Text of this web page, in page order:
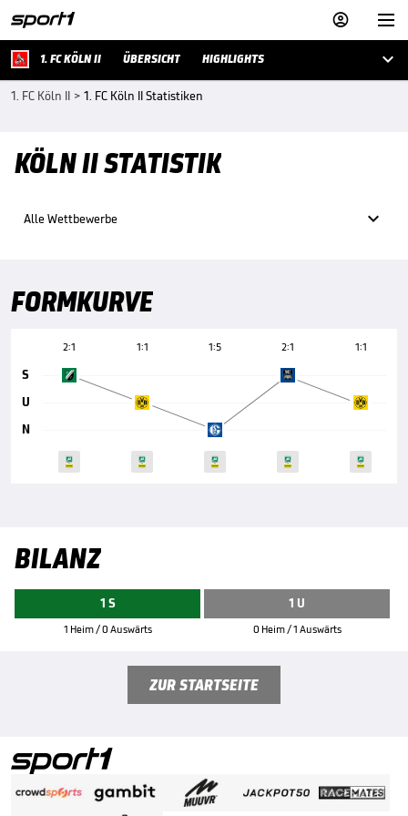


1. FC KÖLN II ÜBERSICHT HIGHLIGHTS 
1. FC Köln II > 1. FC Köln II Statistiken
KÖLN II STATISTIK
Alle Wettbewerbe 
FORMKURVE
2:1 1:1 1:5 2:1 1:1
S
U
N
BILANZ
1 S
1 Heim / 0 Auswärts
1 U
0 Heim / 1 Auswärts
ZUR STARTSEITE